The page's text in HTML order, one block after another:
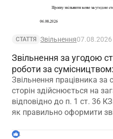
СТАТТЯ Звільнення07.08.2026
Звільнення за угодою
роботи за
Звільнення працівника за
сторін здійснюється на
відповідно до п. 1 ст. 36
як правильно оформити
зафіксувати домовленість
4